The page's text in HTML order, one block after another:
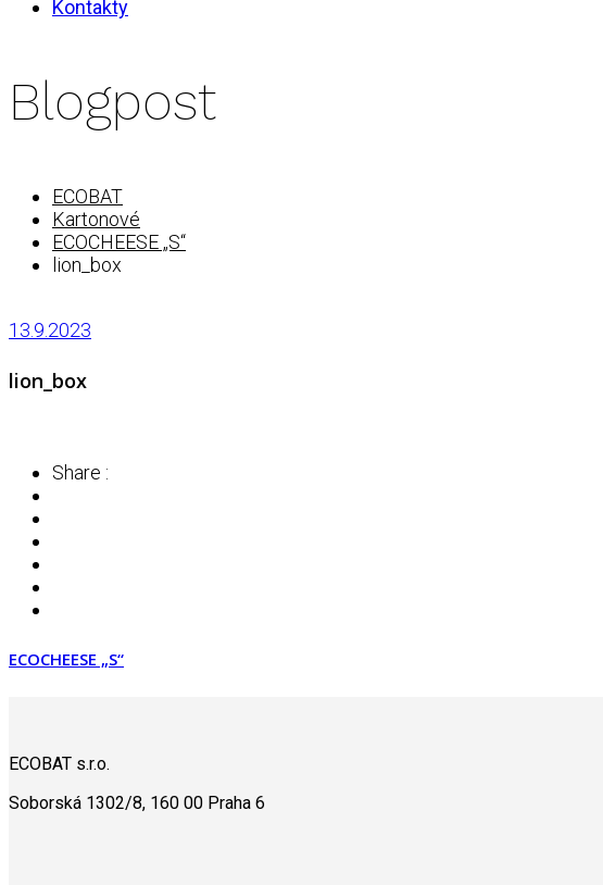
Kontakty
Blogpost
ECOBAT
Kartonové
ECOCHEESE „S“
lion_box
13.9.2023
lion_box
Share :
ECOCHEESE „S“
ECOBAT s.r.o.
Soborská 1302/8, 160 00 Praha 6